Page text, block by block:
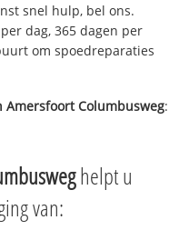
snel hulp, bel ons.
dag, 365 dagen per
om spoedreparaties
Amersfoort Columbusweg:
helpt u
van: